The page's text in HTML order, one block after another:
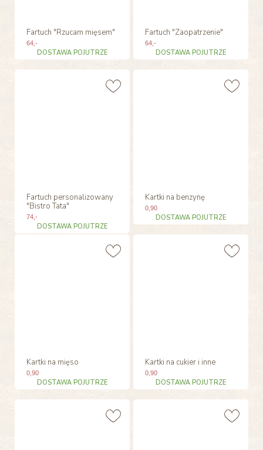
Fartuch "Rzucam mięsem"
64,-
DOSTAWA POJUTRZE
Fartuch "Zaopatrzenie"
64 ,-
DOSTAWA POJUTRZE
Fartuch personalizowany
"Bistro Tata"
74,-
DOSTAWA POJUTRZE
Kartki na benzynę
0 ,90
DOSTAWA POJUTRZE
Kartki na mięso
0,90
DOSTAWA POJUTRZE
Kartki na cukier i inne
0 ,90
DOSTAWA POJUTRZE